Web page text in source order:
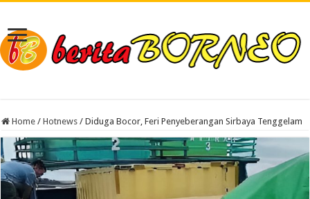
Home / Hotnews / Diduga Bocor, Feri Penyeberangan Sirbaya Tenggelam